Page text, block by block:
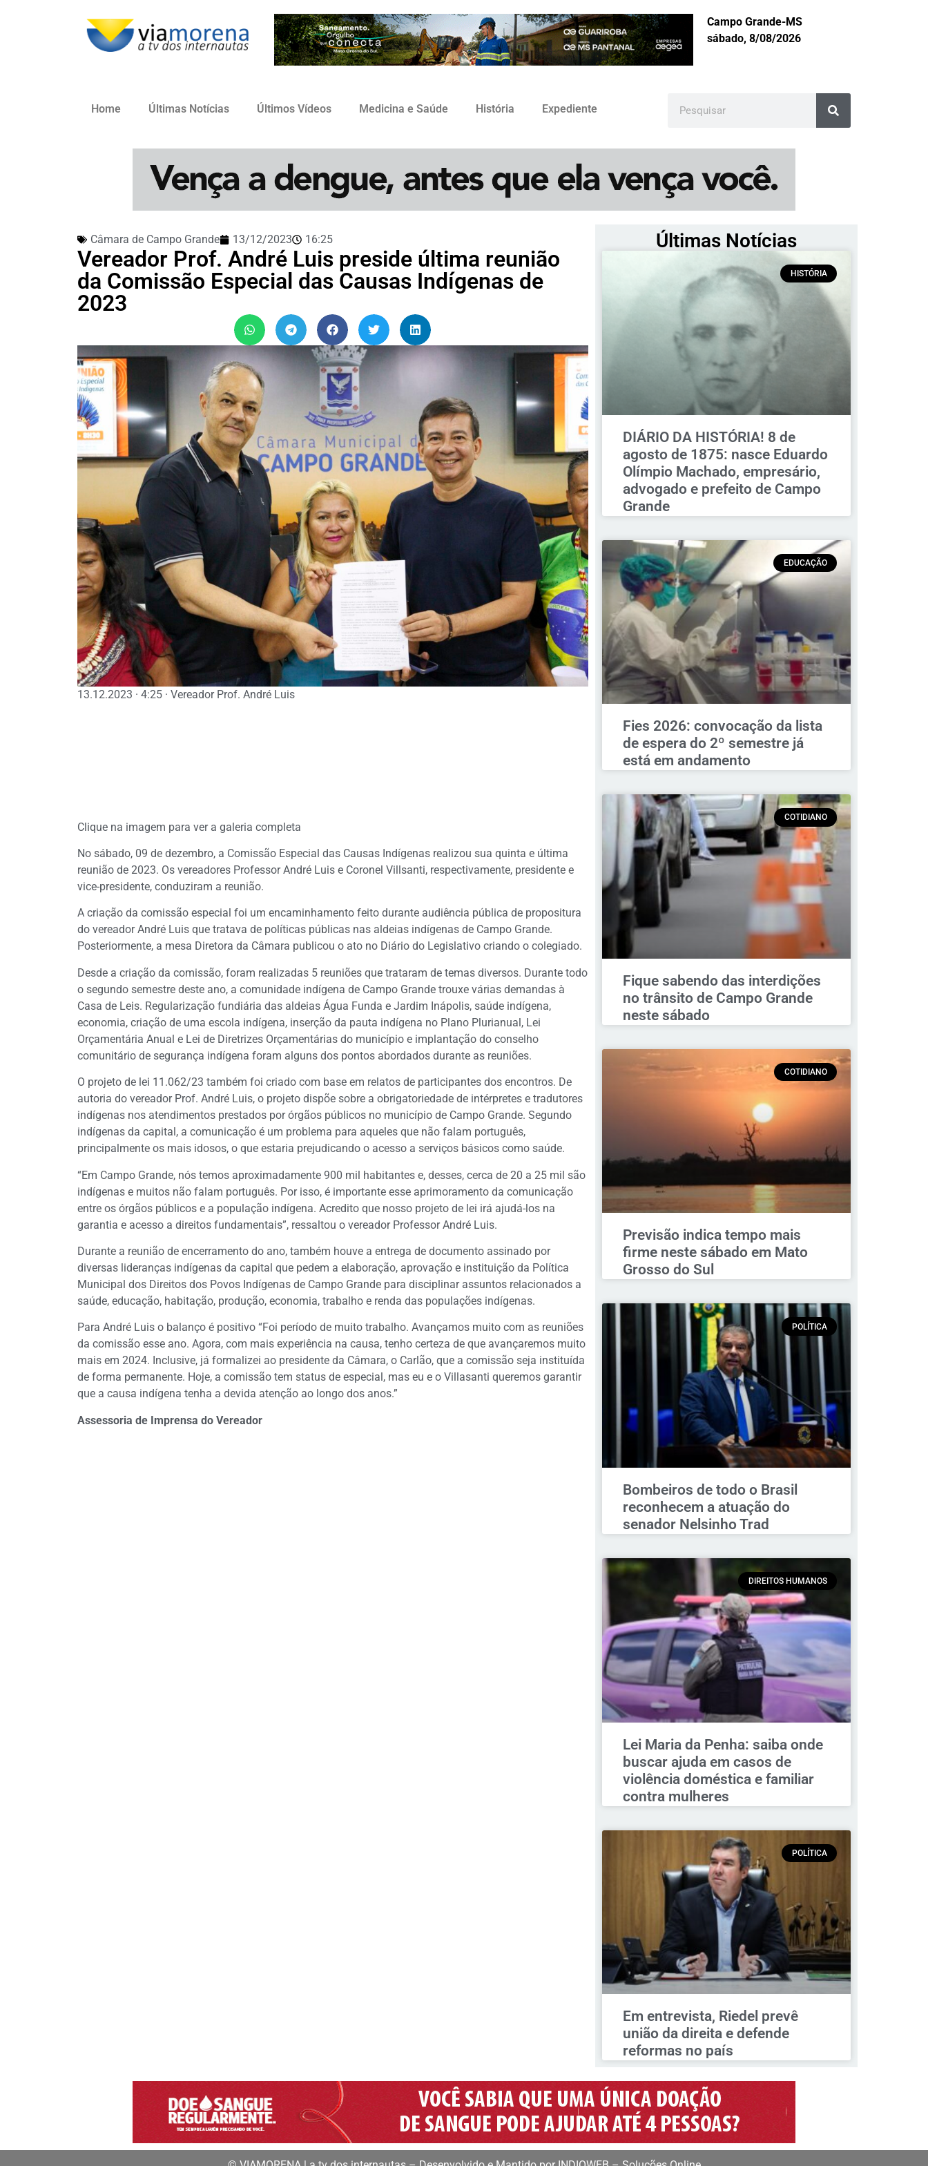
Campo Grande-MS
sábado, 8/08/2026
Home Últimas Notícias Últimos Vídeos Medicina e Saúde História Expediente
Câmara de Campo Grande 13/12/2023 16:25
Vereador Prof. André Luis preside última reunião
da Comissão Especial das Causas Indígenas de
2023
13.12.2023 · 4:25 · Vereador Prof. André Luis
Clique na imagem para ver a galeria completa
No sábado, 09 de dezembro, a Comissão Especial das Causas Indígenas realizou sua quinta e última
reunião de 2023. Os vereadores Professor André Luis e Coronel Villsanti, respectivamente, presidente e
vice-presidente, conduziram a reunião.
A criação da comissão especial foi um encaminhamento feito durante audiência pública de propositura
do vereador André Luis que tratava de políticas públicas nas aldeias indígenas de Campo Grande.
Posteriormente, a mesa Diretora da Câmara publicou o ato no Diário do Legislativo criando o colegiado.
Desde a criação da comissão, foram realizadas 5 reuniões que trataram de temas diversos. Durante todo
o segundo semestre deste ano, a comunidade indígena de Campo Grande trouxe várias demandas à
Casa de Leis. Regularização fundiária das aldeias Água Funda e Jardim Inápolis, saúde indígena,
economia, criação de uma escola indígena, inserção da pauta indígena no Plano Plurianual, Lei
Orçamentária Anual e Lei de Diretrizes Orçamentárias do município e implantação do conselho
comunitário de segurança indígena foram alguns dos pontos abordados durante as reuniões.
O projeto de lei 11.062/23 também foi criado com base em relatos de participantes dos encontros. De
autoria do vereador Prof. André Luis, o projeto dispõe sobre a obrigatoriedade de intérpretes e tradutores
indígenas nos atendimentos prestados por órgãos públicos no município de Campo Grande. Segundo
indígenas da capital, a comunicação é um problema para aqueles que não falam português,
principalmente os mais idosos, o que estaria prejudicando o acesso a serviços básicos como saúde.
“Em Campo Grande, nós temos aproximadamente 900 mil habitantes e, desses, cerca de 20 a 25 mil são
indígenas e muitos não falam português. Por isso, é importante esse aprimoramento da comunicação
entre os órgãos públicos e a população indígena. Acredito que nosso projeto de lei irá ajudá-los na
garantia e acesso a direitos fundamentais”, ressaltou o vereador Professor André Luis.
Durante a reunião de encerramento do ano, também houve a entrega de documento assinado por
diversas lideranças indígenas da capital que pedem a elaboração, aprovação e instituição da Política
Municipal dos Direitos dos Povos Indígenas de Campo Grande para disciplinar assuntos relacionados a
saúde, educação, habitação, produção, economia, trabalho e renda das populações indígenas.
Para André Luis o balanço é positivo “Foi período de muito trabalho. Avançamos muito com as reuniões
da comissão esse ano. Agora, com mais experiência na causa, tenho certeza de que avançaremos muito
mais em 2024. Inclusive, já formalizei ao presidente da Câmara, o Carlão, que a comissão seja instituída
de forma permanente. Hoje, a comissão tem status de especial, mas eu e o Villasanti queremos garantir
que a causa indígena tenha a devida atenção ao longo dos anos.”
Assessoria de Imprensa do Vereador
Últimas Notícias
HISTÓRIA
DIÁRIO DA HISTÓRIA! 8 de
agosto de 1875: nasce Eduardo
Olímpio Machado, empresário,
advogado e prefeito de Campo
Grande
EDUCAÇÃO
Fies 2026: convocação da lista
de espera do 2º semestre já
está em andamento
COTIDIANO
Fique sabendo das interdições
no trânsito de Campo Grande
neste sábado
COTIDIANO
Previsão indica tempo mais
firme neste sábado em Mato
Grosso do Sul
POLÍTICA
Bombeiros de todo o Brasil
reconhecem a atuação do
senador Nelsinho Trad
DIREITOS HUMANOS
Lei Maria da Penha: saiba onde
buscar ajuda em casos de
violência doméstica e familiar
contra mulheres
POLÍTICA
Em entrevista, Riedel prevê
união da direita e defende
reformas no país